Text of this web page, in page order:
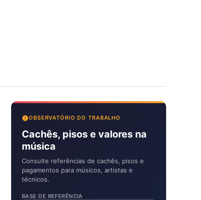
OBSERVATÓRIO DO TRABALHO
Cachês, pisos e valores na
música
Consulte referências de cachês, pisos e
pagamentos para músicos, artistas e
técnicos.
BASE DE REFERÊNCIA